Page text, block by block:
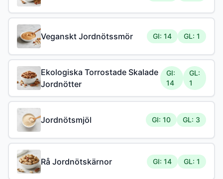
Veganskt Jordnötssmör GI: 14 GL: 1
Ekologiska Torrostade Skalade
Jordnötter
GI:
14
GL:
1
Jordnötsmjöl GI: 10 GL: 3
Rå Jordnötskärnor GI: 14 GL: 1